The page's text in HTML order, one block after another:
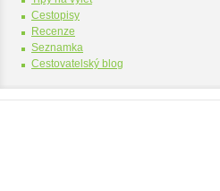
Cestopisy
Recenze
Seznamka
Cestovatelský blog